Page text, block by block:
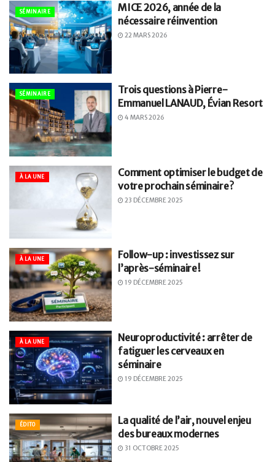
SÉMINAIRE
MICE 2026, année de la
nécessaire réinvention
22 MARS 2026
SÉMINAIRE
Trois questions à Pierre-
Emmanuel LANAUD, Évian Resort
4 MARS 2026
À LA UNE
Comment optimiser le budget de
votre prochain séminaire ?
23 DÉCEMBRE 2025
À LA UNE
Follow-up : investissez sur
l’après-séminaire !
19 DÉCEMBRE 2025
À LA UNE
Neuroproductivité : arrêter de
fatiguer les cerveaux en
séminaire
19 DÉCEMBRE 2025
ÉDITO
La qualité de l’air, nouvel enjeu
des bureaux modernes
31 OCTOBRE 2025